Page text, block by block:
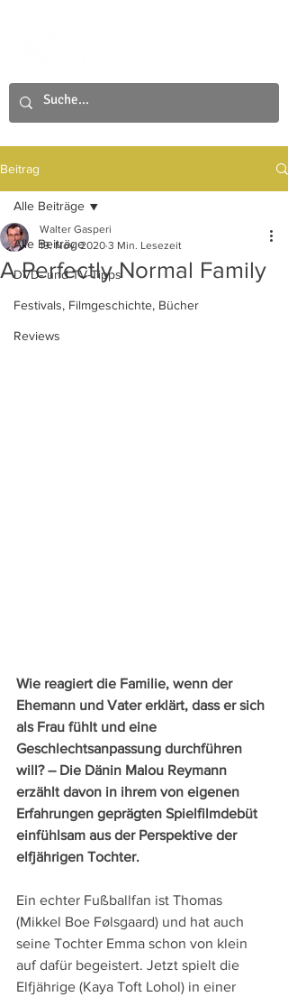
Beitrag
Alle Beiträge
DVD- und TV-Tipps
Festivals, Filmgeschichte, Bücher
Reviews
Alle Beiträge
A Perfectly Normal Family
Walter Gasperi
19. Nov. 2020 3 Min. Lesezeit
Wie reagiert die Familie, wenn der
Ehemann und Vater erklärt, dass er sich
als Frau fühlt und eine
Geschlechtsanpassung durchführen
will? – Die Dänin Malou Reymann
erzählt davon in ihrem von eigenen
Erfahrungen geprägten Spielfilmdebüt
einfühlsam aus der Perspektive der
elfjährigen Tochter.
Ein echter Fußballfan ist Thomas
(Mikkel Boe Følsgaard) und hat auch
seine Tochter Emma schon von klein
auf dafür begeistert. Jetzt spielt die
Elfjährige (Kaya Toft Lohol) in einer